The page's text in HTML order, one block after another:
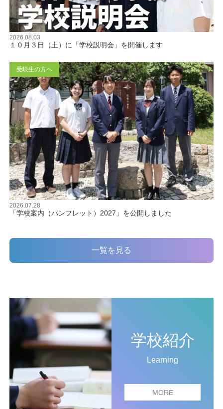
2026.08.03
１０月３日（土）に「学校説明会」を開催します
受験生の方へ
2026.07.28
「学校案内（パンフレット）2027」を公開しました
一覧を見る
学校紹介
Learning
MORE